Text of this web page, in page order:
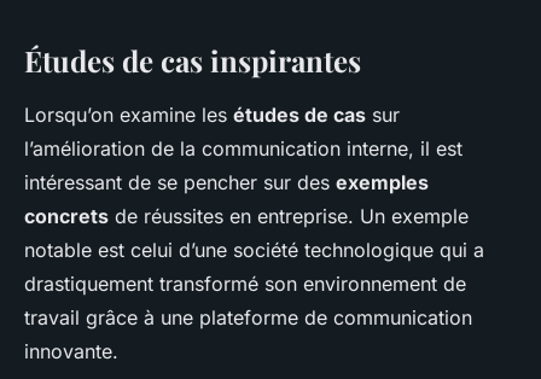
Études de cas inspirantes
Lorsqu’on examine les études de cas sur
l’amélioration de la communication interne, il est
intéressant de se pencher sur des exemples
concrets de réussites en entreprise. Un exemple
notable est celui d’une société technologique qui a
drastiquement transformé son environnement de
travail grâce à une plateforme de communication
innovante.